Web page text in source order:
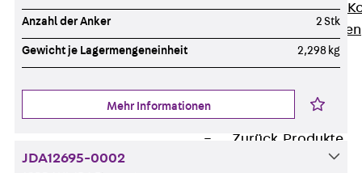
Beratung, Planung,
Individuelle Lösungen
Zurück Ausbau
Produkte
Zurück Produkte
Kabeltragsysteme
Anzahl der Anker 2 Stk
Gewicht je Lagermengeneinheit 2,298 kg
Mehr Informationen
JDA12695-0002